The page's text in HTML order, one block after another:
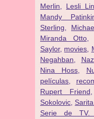
Merlin
Lesli
Mandy
Sterling
Miranda Otto,
Saylor, movies
Negahban
Nina Hoss,
películas
Rupert Friend
Sokolovic
Serie de TV.